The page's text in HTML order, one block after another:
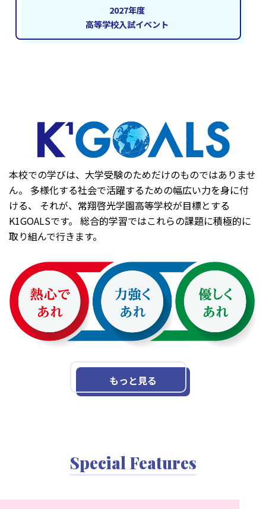
2027年度
高等学校入試イベント
本校での学びは、大学受験のためだけのものではありませ
ん。 多様化する社会で活躍するための幅広い力を身に付
ける、 それが、常翔啓光学園高等学校が目標とする
K1GOALSです。 総合的学習ではこれらの課題に積極的に
取り組んで行きます。
もっと見る
Special Features